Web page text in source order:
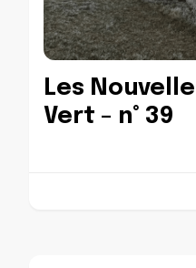
Les
Vert – n° 39